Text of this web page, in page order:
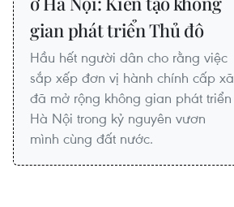
gian phát triển Thủ đô
Hầu hết người dân cho rằng việc
sắp xếp đơn vị hành chính cấp xã
đã mở rộng không gian phát triển
Hà Nội trong kỷ nguyên vươn
mình cùng đất nước.